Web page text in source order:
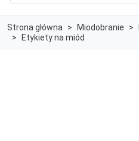
Strona główna Miodobranie
Etykiety na miód